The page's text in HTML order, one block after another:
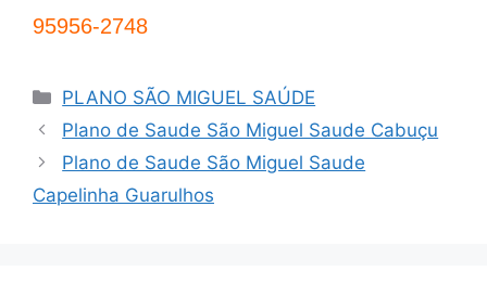
95956-2748
Categorias
PLANO SÃO MIGUEL SAÚDE
Plano de Saude São Miguel Saude Cabuçu
Plano de Saude São Miguel Saude
Capelinha Guarulhos